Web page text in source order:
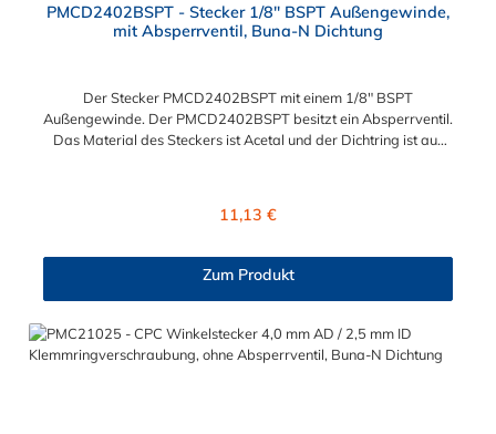
PMCD2402BSPT - Stecker 1/8" BSPT Außengewinde,
mit Absperrventil, Buna-N Dichtung
Der Stecker PMCD2402BSPT mit einem 1/8" BSPT
Außengewinde. Der PMCD2402BSPT besitzt ein Absperrventil.
Das Material des Steckers ist Acetal und der Dichtring ist aus
Regulärer Preis:
11,13 €
Zum Produkt